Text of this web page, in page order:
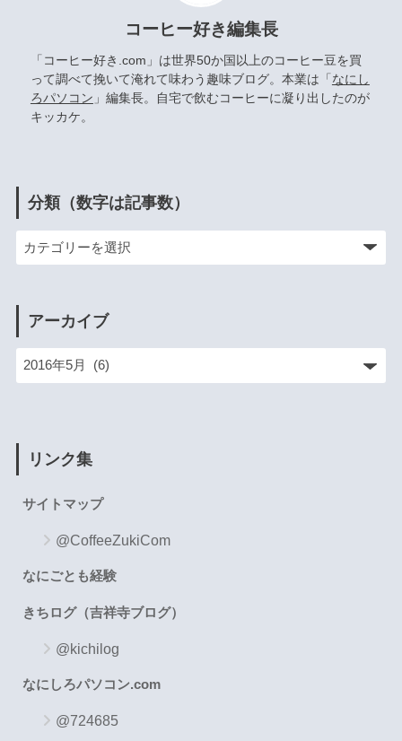
コーヒー好き編集長
「コーヒー好き.com」は世界50か国以上のコーヒー豆を買
って調べて挽いて淹れて味わう趣味ブログ。本業は「 なにし
ろパソコン 」編集長。自宅で飲むコーヒーに凝り出したのが
キッカケ。
分類（数字は記事数）
アーカイブ
リンク集
サイトマップ
@CoffeeZukiCom
なにごとも経験
きちログ（吉祥寺ブログ）
@kichilog
なにしろパソコン.com
@724685